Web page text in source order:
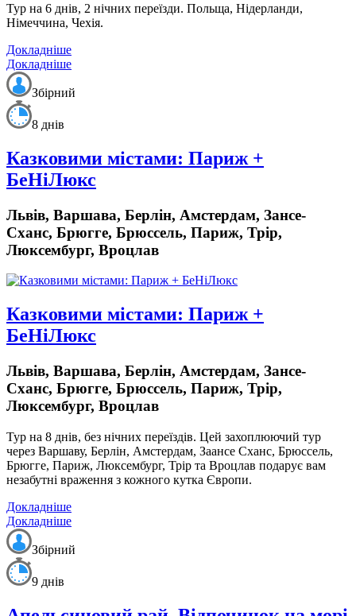
Тур на 6 днів, 2 нічних переїзди. Польща, Нідерланди,
Німеччина, Чехія.
Докладніше
Докладніше
Збірний
8 днів
Казковими містами: Париж +
БеНіЛюкс
Львів, Варшава, Берлін, Амстердам, Зансе-
Сханс, Брюгге, Брюссель, Париж, Трір,
Люксембург, Вроцлав
Казковими містами: Париж +
БеНіЛюкс
Львів, Варшава, Берлін, Амстердам, Зансе-
Сханс, Брюгге, Брюссель, Париж, Трір,
Люксембург, Вроцлав
Тур на 8 днів, без нічних переїздів. Цей захоплюючий тур
через Варшаву, Берлін, Амстердам, Заансе Сханс, Брюссель,
Брюгге, Париж, Люксембург, Трір та Вроцлав подарує вам
незабутні враження з кожного кутка Європи.
Докладніше
Докладніше
Збірний
9 днів